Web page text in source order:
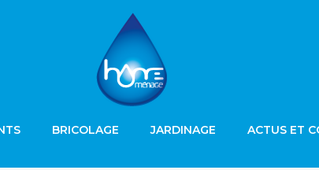
BRICOLAGE JARDINAGE ACTUS ET